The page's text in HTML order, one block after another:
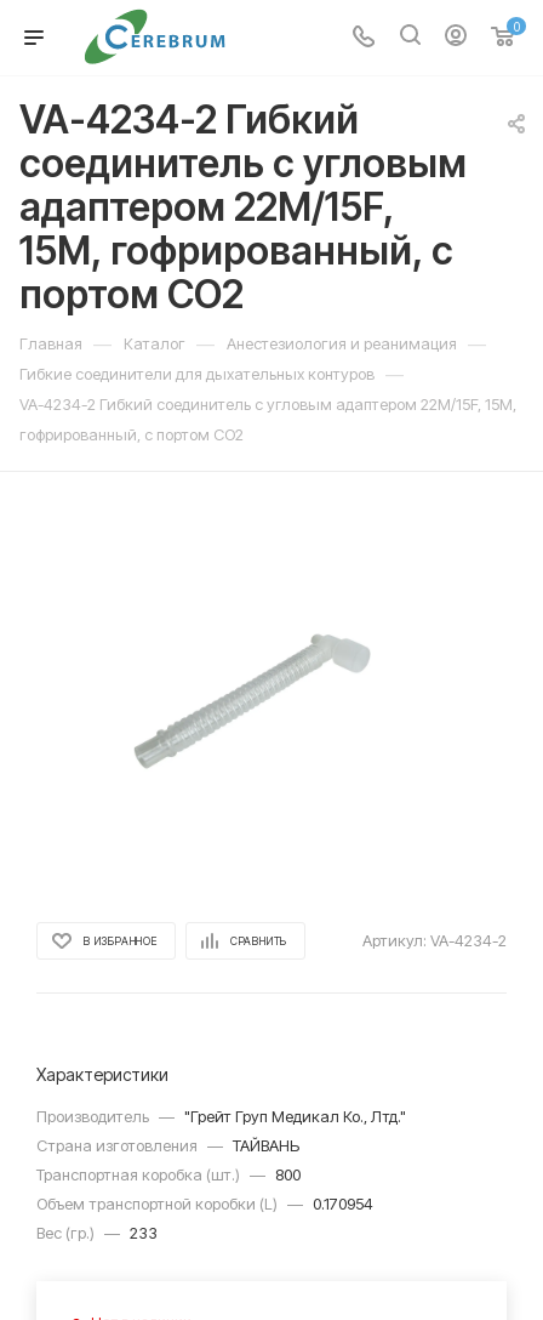
0
VA-4234-2 Гибкий
соединитель с угловым
адаптером 22M/15F,
15M, гофрированный, с
портом СО2
Главная — Каталог — Анестезиология и реанимация —
Гибкие соединители для дыхательных контуров —
VA-4234-2 Гибкий соединитель с угловым адаптером 22M/15F, 15M,
гофрированный, с портом СО2
В ИЗБРАННОЕ СРАВНИТЬ Артикул: VA-4234-2
Характеристики
Производитель — "Грейт Груп Медикал Ко., Лтд."
Страна изготовления — ТАЙВАНЬ
Транспортная коробка (шт.) — 800
Объем транспортной коробки (L) — 0.170954
Вес (гр.) — 233